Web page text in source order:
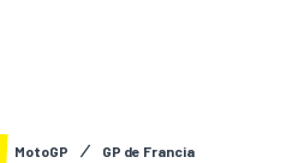
MotoGP GP de Francia